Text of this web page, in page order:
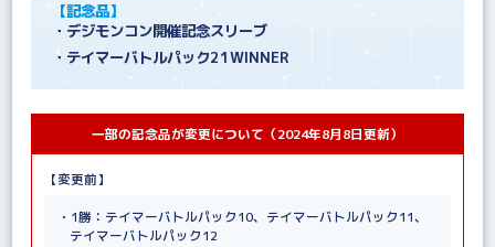
【記念品】
・デジモンコン開催記念スリーブ
・テイマーバトルパック21WINNER
一部の記念品が変更について（2024年8月8日更新）
【変更前】
・1勝：テイマーバトルパック10、テイマーバトルパック11、
テイマーバトルパック12